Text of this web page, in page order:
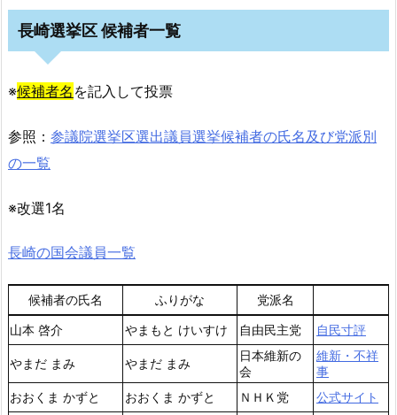
長崎選挙区 候補者一覧
※候補者名 を記入して投票
参照： 参議院選挙区選出議員選挙候補者の氏名及び党派別
の一覧
※改選1名
長崎の国会議員一覧
候補者の氏名 ふりがな
党派名
山本 啓介
やまもと けいすけ 自由民主党 自民寸評
やまだ まみ やまだ まみ
日本維新の
会
維新・不祥
事
おおくま かずと
おおくま かずと ＮＨＫ党
公式サイト